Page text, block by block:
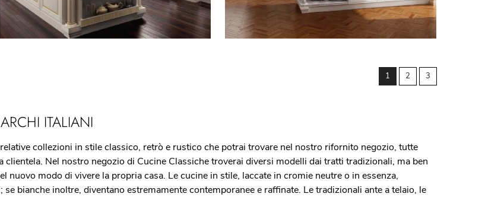
1 2 3
ITALIANI
collezioni in stile classico, retrò e rustico che potrai trovare nel nostro rifornito negozio, tutte
Nel nostro negozio di Cucine Classiche troverai diversi modelli dai tratti tradizionali, ma ben
nuovo modo di vivere la propria casa. Le cucine in stile, laccate in cromie neutre o in essenza,
bianche inoltre, diventano estremamente contemporanee e raffinate. Le tradizionali ante a telaio, le